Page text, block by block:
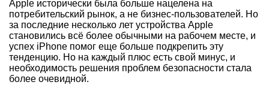
Apple исторически была больше нацелена на
потребительский рынок, а не бизнес-пользователей. Но
за последние несколько лет устройства Apple
становились всё более обычными на рабочем месте, и
успех iPhone помог еще больше подкрепить эту
тенденцию. Но на каждый плюс есть свой минус, и
необходимость решения проблем безопасности стала
более очевидной.